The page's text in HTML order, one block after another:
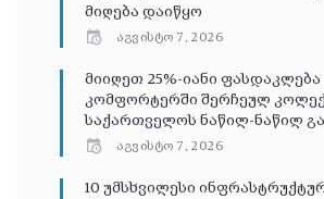
მიღება დაიწყო
აგვისტო 7, 2026
მიიღეთ 25%-იანი ფასდაკლება
კომფორტერში შერჩეულ
საქართველოს ნაწილ-ნაწილ
აგვისტო 7, 2026
10 უმსხვილესი